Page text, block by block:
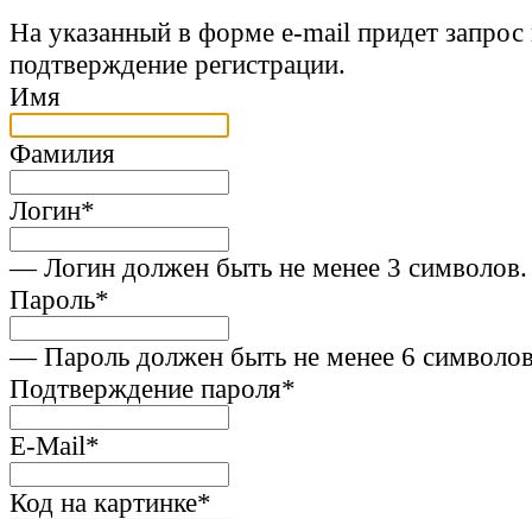
На указанный в форме e-mail придет запрос
подтверждение регистрации.
Имя
Фамилия
Логин*
— Логин должен быть не менее 3 символов.
Пароль*
— Пароль должен быть не менее 6
Подтверждение пароля*
E-Mail*
Код на картинке*